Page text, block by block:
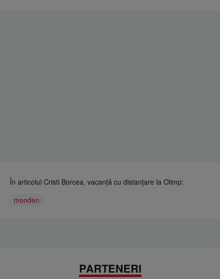
În articolul Cristi Borcea, vacanţă cu distanţare la Olimp:
monden
PARTENERI